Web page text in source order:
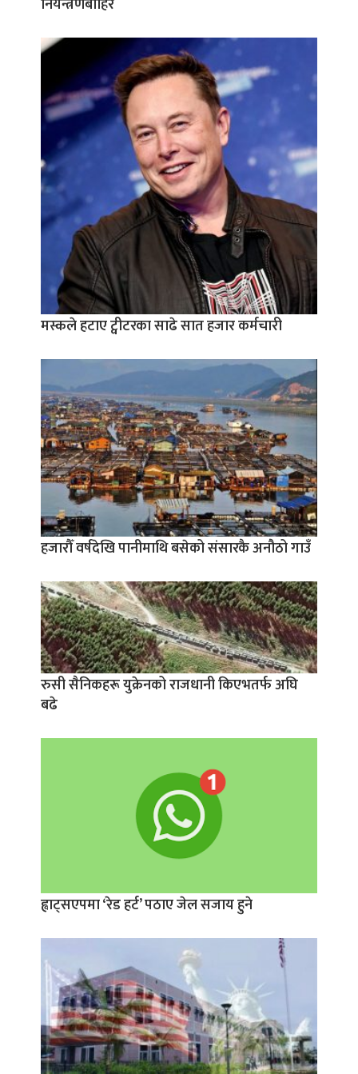
नियन्त्रणबाहिर
मस्कले हटाए ट्वीटरका साढे सात हजार कर्मचारी
हजारौँ वर्षदेखि पानीमाथि बसेको संसारकै अनौठो गाउँ
रुसी सैनिकहरू युक्रेनको राजधानी किएभतर्फ अघि
बढे
ह्वाट्सएपमा ‘रेड हर्ट’ पठाए जेल सजाय हुने